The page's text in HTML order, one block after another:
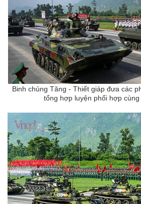
Binh chủng Tăng - Thiết giáp đưa các
tổng hợp luyện phối hợp cùng